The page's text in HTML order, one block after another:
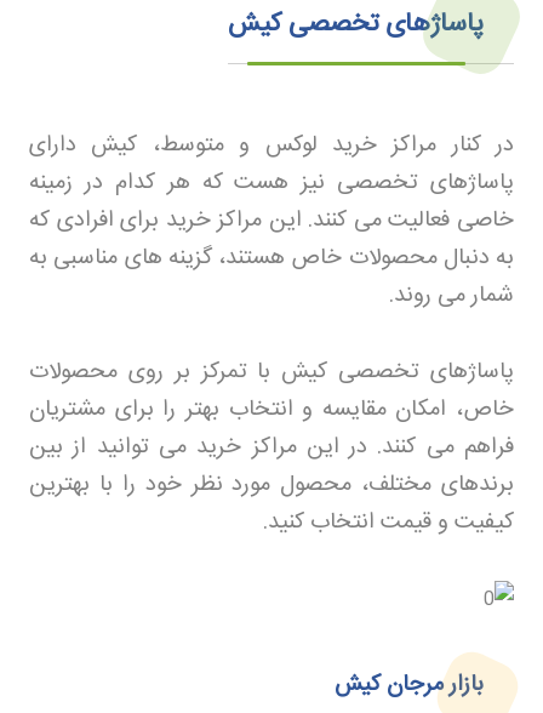
پاساژهای تخصصی کیش
در کنار مراکز خرید لوکس و متوسط، کیش دارای
پاساژهای تخصصی نیز هست که هر کدام در زمینه
خاصی فعالیت می کنند. این مراکز خرید برای افرادی که
به دنبال محصولات خاص هستند، گزینه های مناسبی به
شمار می روند.
پاساژهای تخصصی کیش با تمرکز بر روی محصولات
خاص، امکان مقایسه و انتخاب بهتر را برای مشتریان
فراهم می کنند. در این مراکز خرید می توانید از بین
برندهای مختلف، محصول مورد نظر خود را با بهترین
کیفیت و قیمت انتخاب کنید.
بازار مرجان کیش